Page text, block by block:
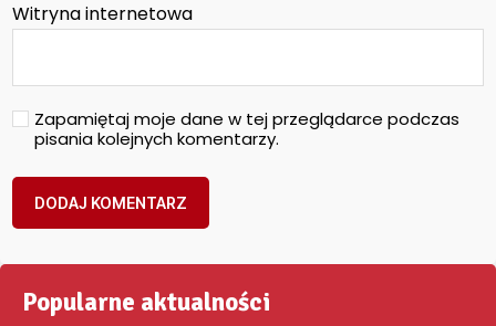
Witryna internetowa
Zapamiętaj moje dane w tej przeglądarce podczas
pisania kolejnych komentarzy.
Popularne aktualności